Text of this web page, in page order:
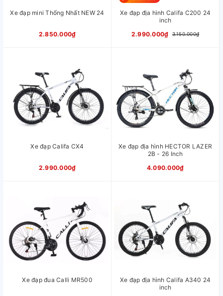
Phanh
Phanh đĩa cơ YINXING
Nhôm 2 lớp CALLI
1m60 - 1m80
Xe đạp mini Thống Nhất NEW 24
2.850.000₫
Xe đạp địa hình Califa C200 24
inch
2.990.000₫
3.150.000₫
Xe đạp Califa CX4
2.990.000₫
Xe đạp địa hình HECTOR LAZER
2B - 26 Inch
4.090.000₫
Xe đạp đua Calli MR500
Xe đạp địa hình Califa A340 24
inch